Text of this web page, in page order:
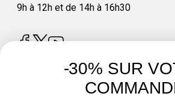
9h à 12h et de 14h à 16h30
4.8/ 5
-30% SUR